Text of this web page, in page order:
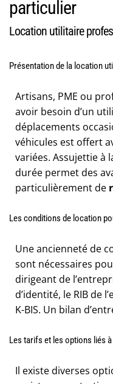
particulier
Location utilitaire
Présentation de la location
Artisans, PME ou
avoir besoin d’un
déplacements
véhicules est offert
variées. Assujettie à
durée permet des
particulièrement de
Les conditions de location
Une ancienneté de
sont nécessaires
dirigeant de
d’identité, le RIB de
K-BIS. Un bilan
Les tarifs et les options liés
Il existe diverses